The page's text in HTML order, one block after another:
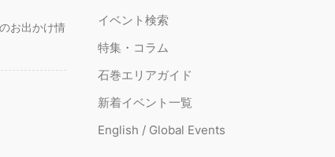
お出かけ情
イベント検索
特集・コラム
石巻エリアガイド
新着イベント一覧
English / Global Events